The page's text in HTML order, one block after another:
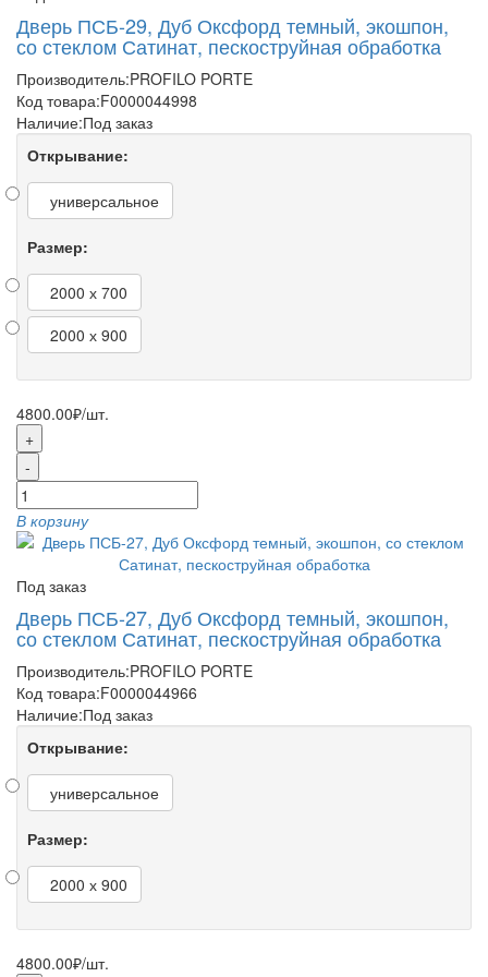
Дверь ПСБ-29, Дуб Оксфорд темный, экошпон,
со стеклом Сатинат, пескоструйная обработка
Производитель:PROFILO PORTE
Код товара:F0000044998
Наличие:Под заказ
Открывание:
универсальное
Размер:
2000 х 700
2000 х 900
4800.00₽/шт.
+
-
В корзину
Под заказ
Дверь ПСБ-27, Дуб Оксфорд темный, экошпон,
со стеклом Сатинат, пескоструйная обработка
Производитель:PROFILO PORTE
Код товара:F0000044966
Наличие:Под заказ
Открывание:
универсальное
Размер:
2000 х 900
4800.00₽/шт.